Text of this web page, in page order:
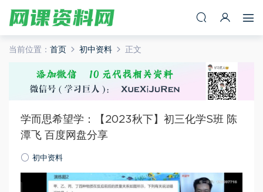
当前位置： 首页 初中资料 正文
学而思希望学：【2023秋下】初三化学S班 陈
潭飞 百度网盘分享
初中资料